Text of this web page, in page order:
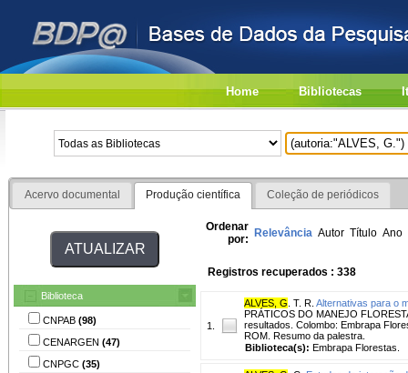
Home Bibliotecas
Acervo documental Produção científica Coleção de periódicos
Biblioteca
CNPAB (98)
CENARGEN (47)
CNPGC (35)
Ordenar
por: Relevância Autor Título Ano
Registros recuperados : 338
1.
ALVES, G . T. R. Alternativas para o
PRÁTICOS DO MANEJO
resultados. Colombo: Embrapa
ROM. Resumo da palestra.
Biblioteca(s): Embrapa Florestas.